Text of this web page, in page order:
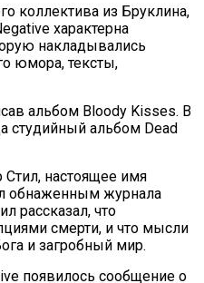
коллектива из Бруклина,
характерна
накладывались
юмора, тексты,
альбом Bloody Kisses. В
студийный альбом Dead
настоящее имя
обнаженным журнала
рассказал, что
смерти, и что мысли
и загробный мир.
появилось сообщение о